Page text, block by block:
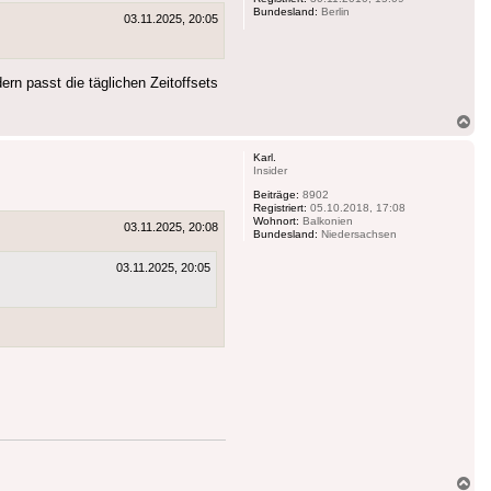
Bundesland: Berlin
03.11.2025, 20:05
passt die täglichen Zeitoffsets
Karl.
Insider
Beiträge: 8902
Registriert: 05.10.2018, 17:08
Wohnort: Balkonien
Bundesland: Niedersachsen
03.11.2025, 20:08
03.11.2025, 20:05